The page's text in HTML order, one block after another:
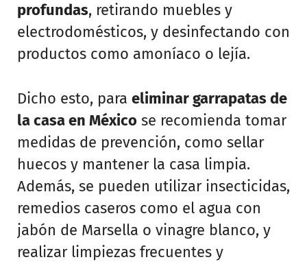
profundas, retirando muebles y
electrodomésticos, y desinfectando con
productos como amoníaco o lejía.
Dicho esto, para eliminar garrapatas de
la casa en México se recomienda tomar
medidas de prevención, como sellar
huecos y mantener la casa limpia.
Además, se pueden utilizar insecticidas,
remedios caseros como el agua con
jabón de Marsella o vinagre blanco, y
realizar limpiezas frecuentes y